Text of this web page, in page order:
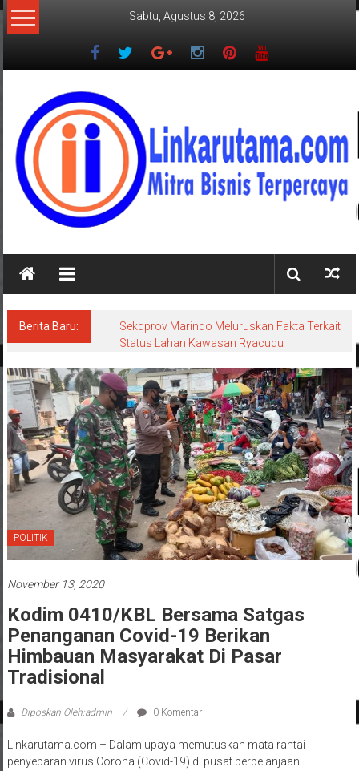
Lompat
ke
Sabtu, Agustus 8, 2026
LINKARUTAMA.COM
Mitra
Terpercaya
Berita Baru:
Sekdprov Marindo Meluruskan Fakta Terkait
Status Lahan Kawasan Ryacudu
POLITIK
November 13, 2020
Kodim 0410/KBL Bersama Satgas
Penanganan Covid-19 Berikan
Himbauan Masyarakat Di Pasar
Tradisional
Diposkan Oleh:admin 0 Komentar
Linkarutama.com – Dalam upaya memutuskan mata rantai
penyebaran virus Corona (Covid-19) di pusat perbelanjaan